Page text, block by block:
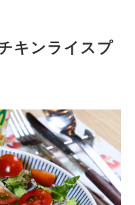
キンライスプ